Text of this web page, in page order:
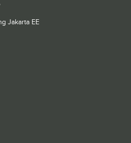
Jakarta EE